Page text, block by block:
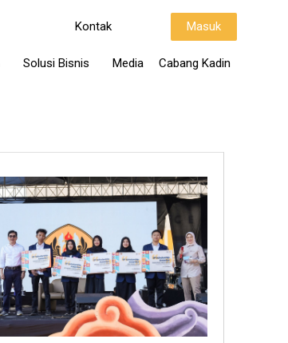
Kontak Masuk
Solusi Bisnis Media Cabang Kadin